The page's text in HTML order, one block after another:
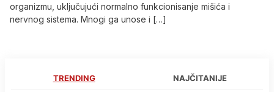
organizmu, uključujući normalno funkcionisanje mišića i
nervnog sistema. Mnogi ga unose i […]
TRENDING NAJČITANIJE